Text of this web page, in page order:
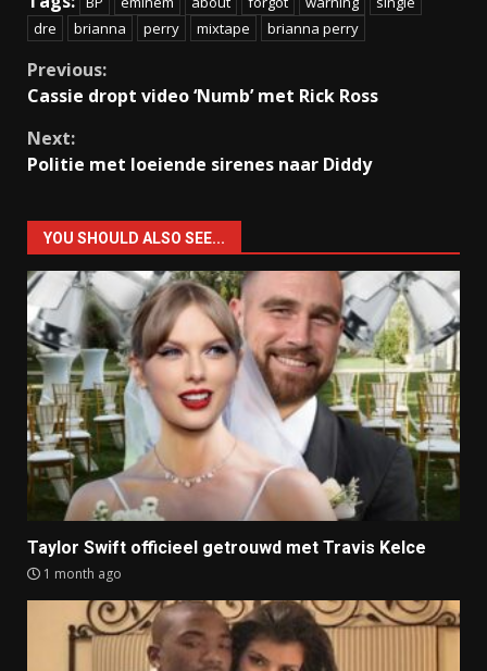
dre
brianna perry mixtape brianna perry
Continue
Reading
Previous:
Cassie dropt video ‘Numb’ met Rick Ross
Next:
Politie met loeiende sirenes naar Diddy
YOU SHOULD ALSO SEE...
Taylor Swift officieel getrouwd met Travis Kelce
1 month ago